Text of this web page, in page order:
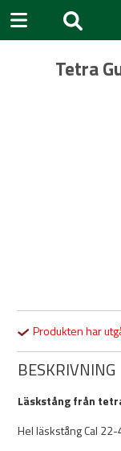
Tetra
Produkten har
BESKRIVNING
Läskstång från
Hel läskstång Cal 22-